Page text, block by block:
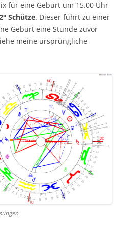
für eine Geburt um 15.00 Uhr
Schütze. Dieser führt zu einer
Geburt eine Stunde zuvor
meine ursprüngliche